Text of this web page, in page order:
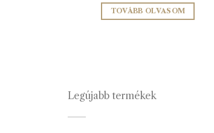
TOVÁBB OLVASOM
Legújabb termékek